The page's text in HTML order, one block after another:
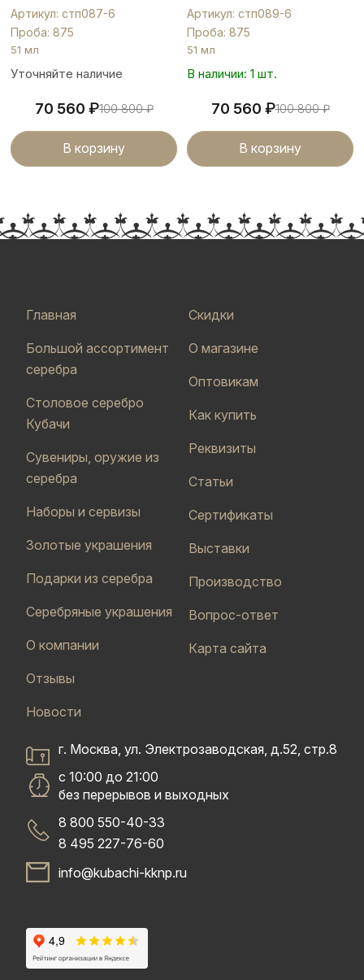
Артикул: стп087-6
Проба: 875
51 мл
Уточняйте наличие
70 560 ₽100 800₽
В корзину
Артикул: стп089-6
Проба: 875
51 мл
В наличии: 1 шт.
70 560 ₽100 800₽
В корзину
Главная
Большой ассортимент
серебра
Столовое серебро
Кубачи
Сувениры, оружие из
серебра
Наборы и сервизы
Золотые украшения
Подарки из серебра
Серебряные украшения
О компании
Отзывы
Новости
Скидки
О магазине
Оптовикам
Как купить
Реквизиты
Статьи
Сертификаты
Выставки
Производство
Вопрос-ответ
Карта сайта
г. Москва, ул. Электрозаводская, д.52, стр.8
с 10:00 до 21:00
без перерывов и выходных
8 800 550-40-33
8 495 227-76-60
info@kubachi-kknp.ru